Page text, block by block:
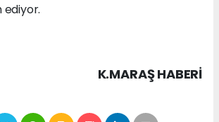
K.MARAŞ HABERİ